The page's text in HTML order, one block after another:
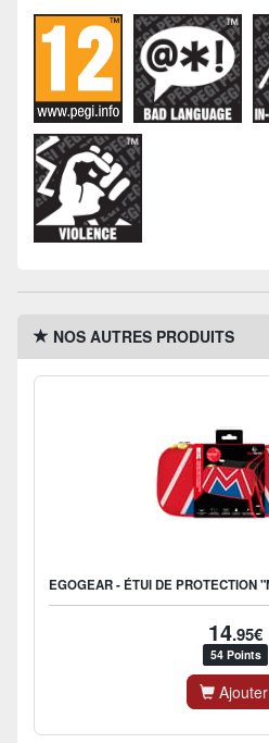
NOS AUTRES PRODUITS
14.95€
54 Points
Ajouter